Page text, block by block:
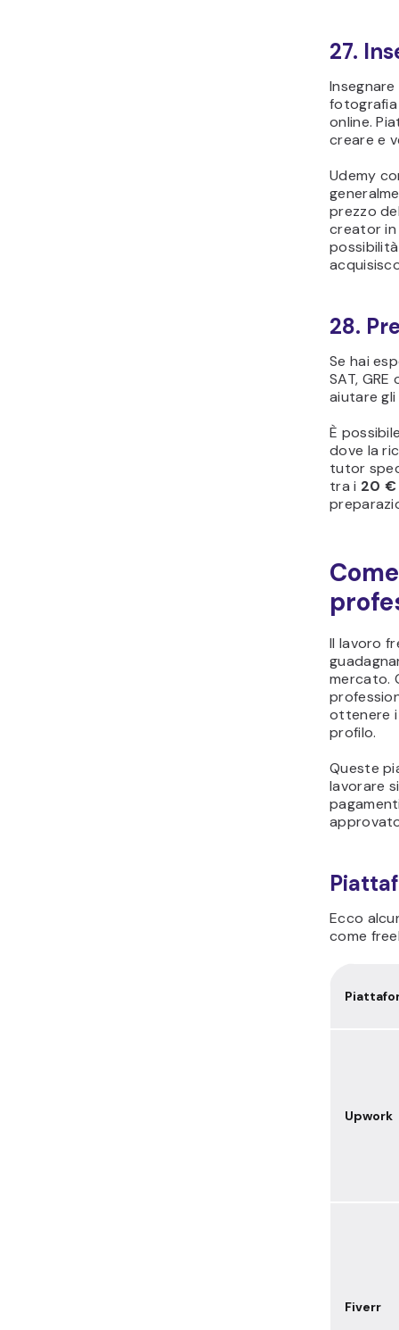
27.
fotografia
online.
creare e
Udemy
prezzo
creator in
28.
Se hai
SAT,
aiutare
È
dove la
tutor
tra i 20 €
Il lavoro
mercato.
ottenere i
profilo.
Queste
lavorare
Ecco
come
Upwork
Fiverr